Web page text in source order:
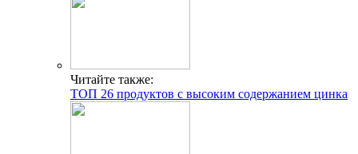
Читайте также:
ТОП 26 продуктов с высоким содержанием цинка